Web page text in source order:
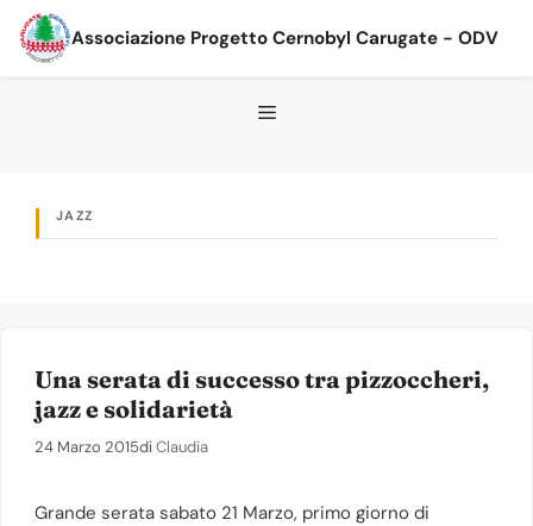
Associazione Progetto Cernobyl Carugate - ODV
JAZZ
Una serata di successo tra pizzoccheri,
jazz e solidarietà
24 Marzo 2015diClaudia
Grande serata sabato 21 Marzo, primo giorno di